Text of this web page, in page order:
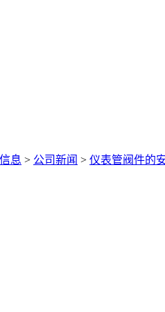
息 > 公司新闻 > 仪表管阀件的